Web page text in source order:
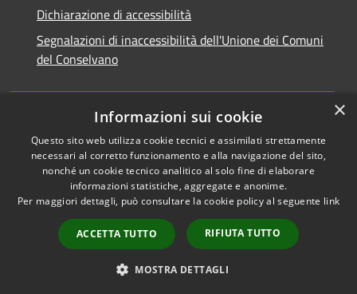
Dichiarazione di accessibilità
Segnalazioni di inaccessibilità dell'Unione dei Comuni
del Conselvano
Accessibilità
Copyright © 2026 • Unione dei
Comuni del Conselvano •
Powered byMunicipium
Accesso redazione
×
Informazioni sui cookie
Questo sito web utilizza cookie tecnici e assimilati strettamente
necessari al corretto funzionamento e alla navigazione del sito,
nonché un cookie tecnico analitico al solo fine di elaborare
informazioni statistiche, aggregate e anonime.
Per maggiori dettagli, può consultare la cookie policy al seguente link
ACCETTA TUTTO RIFIUTA TUTTO
MOSTRA DETTAGLI